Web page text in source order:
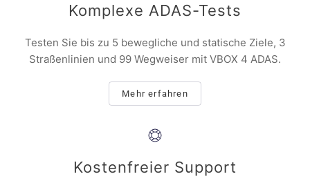
Komplexe ADAS-Tests
Testen Sie bis zu 5 bewegliche und statische Ziele, 3
Straßenlinien und 99 Wegweiser mit VBOX 4 ADAS.
Mehr erfahren
Kostenfreier Support